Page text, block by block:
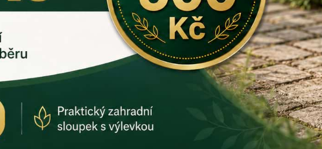
Kód:
Další
Cena:
Vyprodáno
ks